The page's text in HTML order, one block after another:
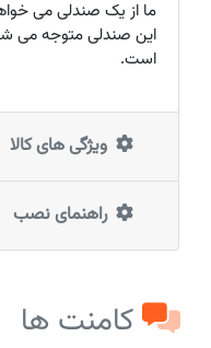
ما از یک صندلی می
این صندلی متوجه می
است.
ویژگی های کالا
راهنمای نصب
کامنت ها